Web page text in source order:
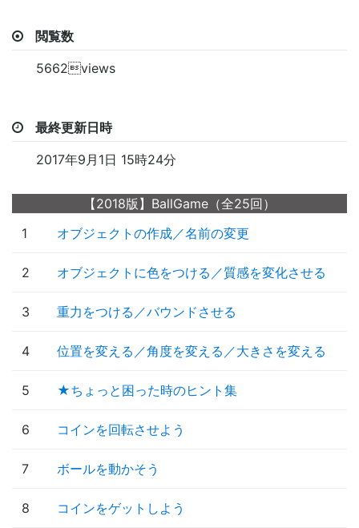
閲覧数
5662views
最終更新日時
2017年9月1日 15時24分
【2018版】BallGame（全25回）
1
オブジェクトの作成／名前の変更
2 オブジェクトに色をつける／質感を変化させる
3 重力をつける／バウンドさせる
4 位置を変える／角度を変える／大きさを変える
5 ★ちょっと困った時のヒント集
6 コインを回転させよう
7 ボールを動かそう
8 コインをゲットしよう